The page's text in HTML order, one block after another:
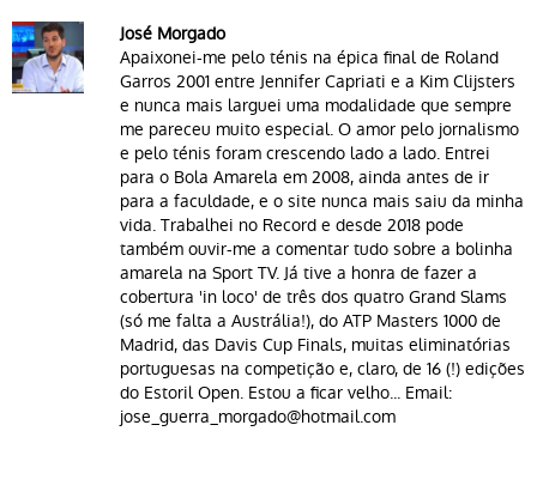
José Morgado
Apaixonei-me pelo ténis na épica final de Roland
Garros 2001 entre Jennifer Capriati e a Kim Clijsters
e nunca mais larguei uma modalidade que sempre
me pareceu muito especial. O amor pelo jornalismo
e pelo ténis foram crescendo lado a lado. Entrei
para o Bola Amarela em 2008, ainda antes de ir
para a faculdade, e o site nunca mais saiu da minha
vida. Trabalhei no Record e desde 2018 pode
também ouvir-me a comentar tudo sobre a bolinha
amarela na Sport TV. Já tive a honra de fazer a
cobertura 'in loco' de três dos quatro Grand Slams
(só me falta a Austrália!), do ATP Masters 1000 de
Madrid, das Davis Cup Finals, muitas eliminatórias
portuguesas na competição e, claro, de 16 (!) edições
do Estoril Open. Estou a ficar velho... Email:
jose_guerra_morgado@hotmail.com